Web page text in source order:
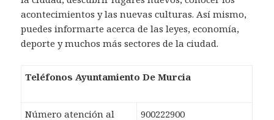
acontecimientos y las nuevas culturas. Así mismo,
puedes informarte acerca de las leyes, economía,
deporte y muchos más sectores de la ciudad.
Teléfonos Ayuntamiento De Murcia
Número atención al 900222900